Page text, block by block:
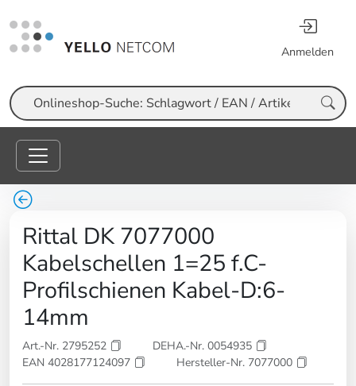
Anmelden
Suche
Rittal DK 7077000
Kabelschellen 1=25 f.C-
Profilschienen Kabel-D:6-
14mm
Art.-Nr. 2795252
DEHA.-Nr. 0054935
EAN 4028177124097
Hersteller-Nr. 7077000